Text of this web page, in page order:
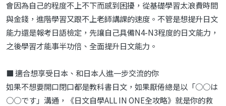
會因為自己的程度不上不下而感到困擾，從基礎學習太浪費時間
與金錢，進階學習又跟不上老師講課的速度。不管是想提升日文
能力還是報考日語檢定，先讓自己具備N4-N3程度的日文能力，
之後學習才能事半功倍、全面提升日文能力。
■ 適合想享受日本、和日本人進一步交流的你
如果不想要開口閉口都是教科書日文，如果厭倦總是以「○○は
○○です」溝通，《日文自學ALL IN ONE全攻略》就是你的救